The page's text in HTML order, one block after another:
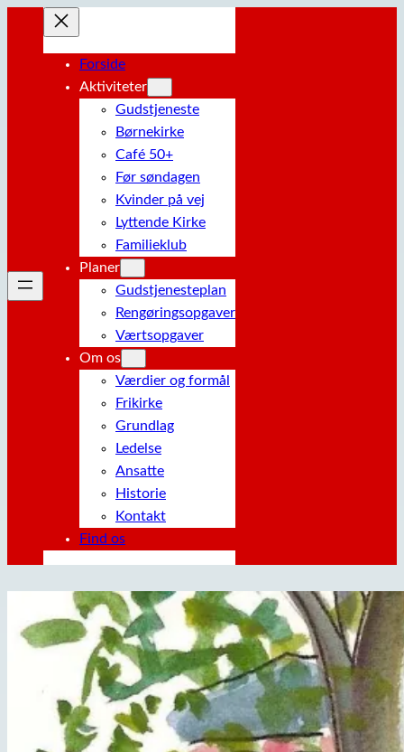
Forside
Aktiviteter
Gudstjeneste
Børnekirke
Café 50+
Før søndagen
Kvinder på vej
Lyttende Kirke
Familieklub
Planer
Gudstjenesteplan
Rengøringsopgaver
Værtsopgaver
Om os
Værdier og formål
Frikirke
Grundlag
Ledelse
Ansatte
Historie
Kontakt
Find os